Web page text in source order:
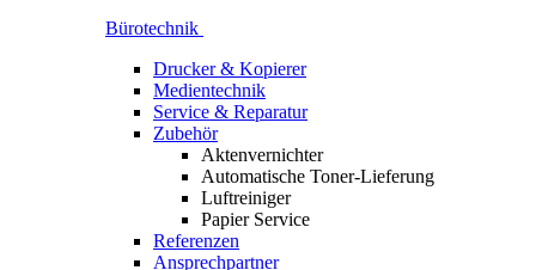
Bürotechnik
Drucker & Kopierer
Medientechnik
Service & Reparatur
Zubehör
Aktenvernichter
Automatische Toner-Lieferung
Luftreiniger
Papier Service
Referenzen
Ansprechpartner